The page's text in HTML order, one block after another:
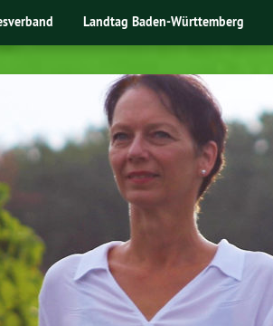
Landtag Baden-Württemberg